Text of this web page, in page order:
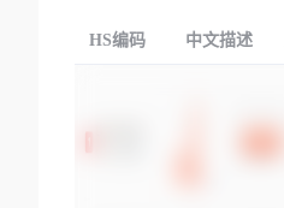
HS编码 中文描述